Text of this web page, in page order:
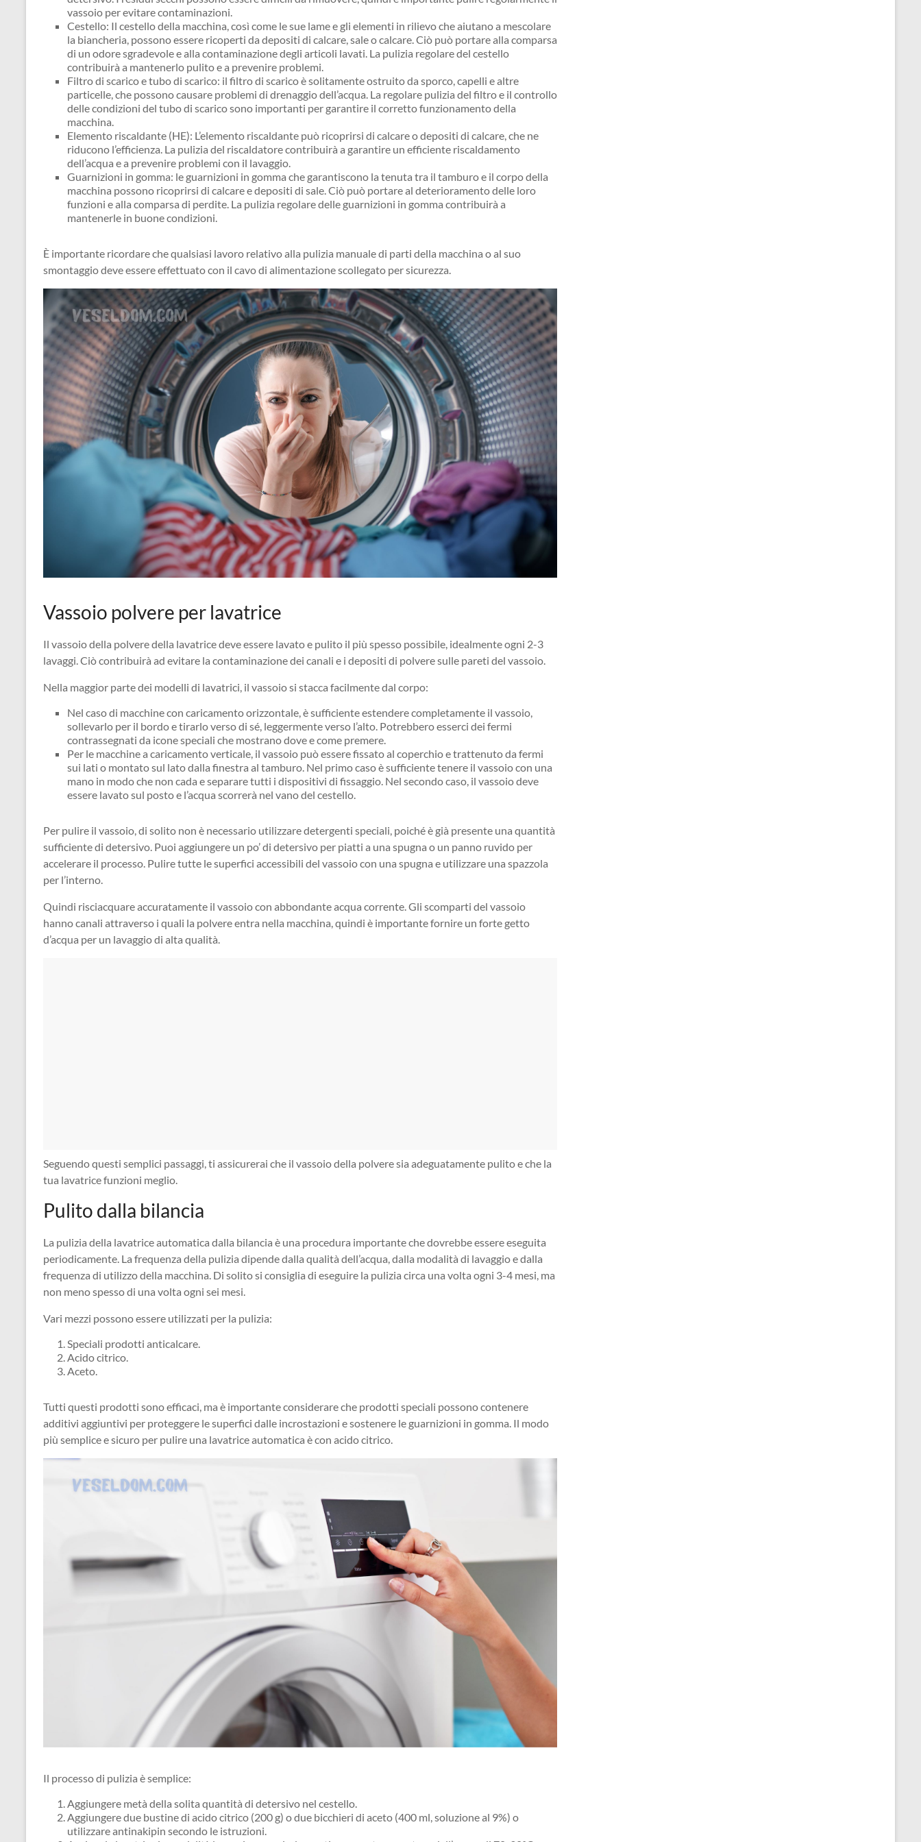
vassoio per evitare contaminazioni.
Cestello: Il cestello della macchina, così come le sue lame e gli elementi in rilievo che aiutano a mescolare
la biancheria, possono essere ricoperti da depositi di calcare, sale o calcare. Ciò può portare alla comparsa
di un odore sgradevole e alla contaminazione degli articoli lavati. La pulizia regolare del cestello
contribuirà a mantenerlo pulito e a prevenire problemi.
Filtro di scarico e tubo di scarico: il filtro di scarico è solitamente ostruito da sporco, capelli e altre
particelle, che possono causare problemi di drenaggio dell’acqua. La regolare pulizia del filtro e il controllo
delle condizioni del tubo di scarico sono importanti per garantire il corretto funzionamento della
macchina.
Elemento riscaldante (HE): L’elemento riscaldante può ricoprirsi di calcare o depositi di calcare, che ne
riducono l’efficienza. La pulizia del riscaldatore contribuirà a garantire un efficiente riscaldamento
dell’acqua e a prevenire problemi con il lavaggio.
Guarnizioni in gomma: le guarnizioni in gomma che garantiscono la tenuta tra il tamburo e il corpo della
macchina possono ricoprirsi di calcare e depositi di sale. Ciò può portare al deterioramento delle loro
funzioni e alla comparsa di perdite. La pulizia regolare delle guarnizioni in gomma contribuirà a
mantenerle in buone condizioni.
È importante ricordare che qualsiasi lavoro relativo alla pulizia manuale di parti della macchina o al suo
smontaggio deve essere effettuato con il cavo di alimentazione scollegato per sicurezza.
Vassoio polvere per lavatrice
Il vassoio della polvere della lavatrice deve essere lavato e pulito il più spesso possibile, idealmente ogni 2-3
lavaggi. Ciò contribuirà ad evitare la contaminazione dei canali e i depositi di polvere sulle pareti del vassoio.
Nella maggior parte dei modelli di lavatrici, il vassoio si stacca facilmente dal corpo:
Nel caso di macchine con caricamento orizzontale, è sufficiente estendere completamente il vassoio,
sollevarlo per il bordo e tirarlo verso di sé, leggermente verso l’alto. Potrebbero esserci dei fermi
contrassegnati da icone speciali che mostrano dove e come premere.
Per le macchine a caricamento verticale, il vassoio può essere fissato al coperchio e trattenuto da fermi
sui lati o montato sul lato dalla finestra al tamburo. Nel primo caso è sufficiente tenere il vassoio con una
mano in modo che non cada e separare tutti i dispositivi di fissaggio. Nel secondo caso, il vassoio deve
essere lavato sul posto e l’acqua scorrerà nel vano del cestello.
Per pulire il vassoio, di solito non è necessario utilizzare detergenti speciali, poiché è già presente una quantità
sufficiente di detersivo. Puoi aggiungere un po’ di detersivo per piatti a una spugna o un panno ruvido per
accelerare il processo. Pulire tutte le superfici accessibili del vassoio con una spugna e utilizzare una spazzola
per l’interno.
Quindi risciacquare accuratamente il vassoio con abbondante acqua corrente. Gli scomparti del vassoio
hanno canali attraverso i quali la polvere entra nella macchina, quindi è importante fornire un forte getto
d’acqua per un lavaggio di alta qualità.
Seguendo questi semplici passaggi, ti assicurerai che il vassoio della polvere sia adeguatamente pulito e che la
tua lavatrice funzioni meglio.
Pulito dalla bilancia
La pulizia della lavatrice automatica dalla bilancia è una procedura importante che dovrebbe essere eseguita
periodicamente. La frequenza della pulizia dipende dalla qualità dell’acqua, dalla modalità di lavaggio e dalla
frequenza di utilizzo della macchina. Di solito si consiglia di eseguire la pulizia circa una volta ogni 3-4 mesi, ma
non meno spesso di una volta ogni sei mesi.
Vari mezzi possono essere utilizzati per la pulizia:
Speciali prodotti anticalcare.
Acido citrico.
Aceto.
Tutti questi prodotti sono efficaci, ma è importante considerare che prodotti speciali possono contenere
additivi aggiuntivi per proteggere le superfici dalle incrostazioni e sostenere le guarnizioni in gomma. Il modo
più semplice e sicuro per pulire una lavatrice automatica è con acido citrico.
Il processo di pulizia è semplice:
Aggiungere metà della solita quantità di detersivo nel cestello.
Aggiungere due bustine di acido citrico (200 g) o due bicchieri di aceto (400 ml, soluzione al 9%) o
utilizzare antinakipin secondo le istruzioni.